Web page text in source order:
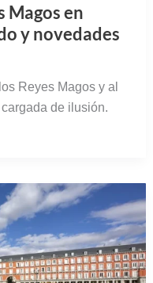
Magos en
y novedades
Reyes Magos y al
de ilusión.